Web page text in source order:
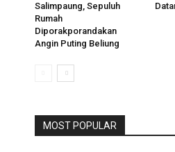
Salimpaung, Sepuluh
Rumah
Diporakporandakan
Angin Puting Beliung
MOST POPULAR